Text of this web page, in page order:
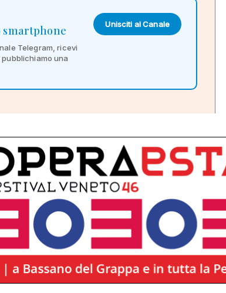
smartphone
Telegram, ricevi
una
Unisciti al Canale